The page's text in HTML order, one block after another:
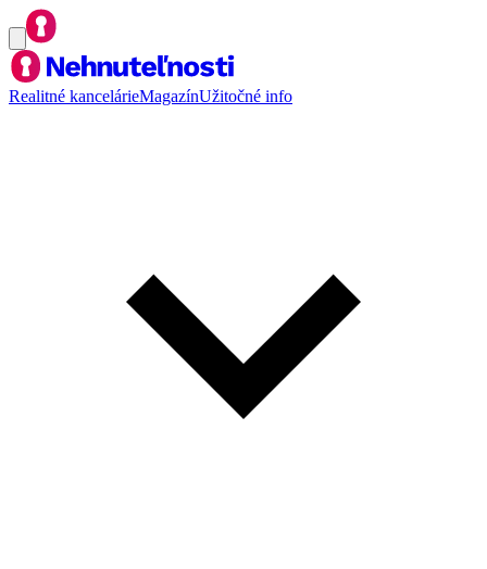
Realitné kancelárieMagazínUžitočné info